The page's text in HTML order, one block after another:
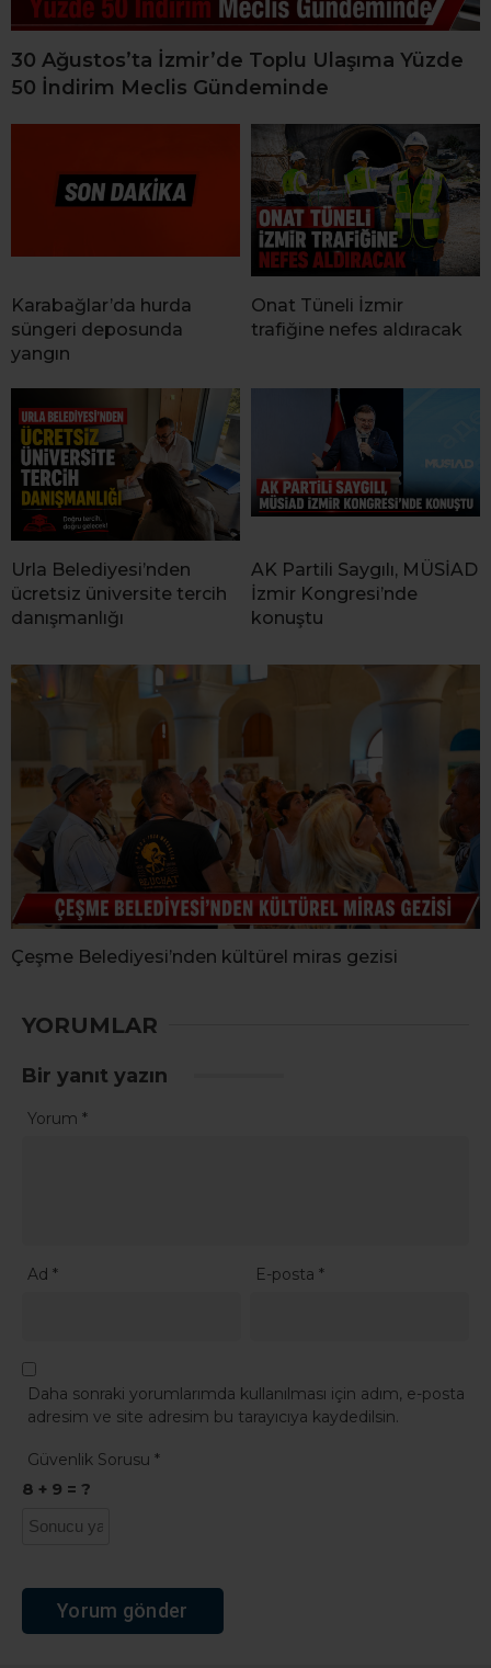
30 Ağustos’ta İzmir’de Toplu Ulaşıma Yüzde
50 İndirim Meclis Gündeminde
Karabağlar’da hurda
süngeri deposunda
yangın
Onat Tüneli İzmir
trafiğine nefes aldıracak
Urla Belediyesi’nden
ücretsiz üniversite tercih
danışmanlığı
AK Partili Saygılı, MÜSİAD
İzmir Kongresi’nde
konuştu
Çeşme Belediyesi’nden kültürel miras gezisi
YORUMLAR
Bir yanıt yazın
Yorum *
Ad * E-posta*
Daha sonraki yorumlarımda kullanılması için adım, e-posta
adresim ve site adresim bu tarayıcıya kaydedilsin.
Güvenlik Sorusu *
8 + 9 = ?